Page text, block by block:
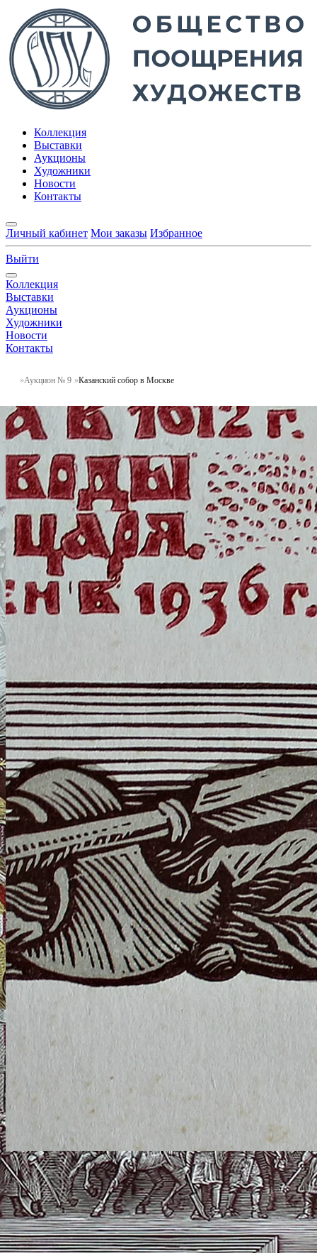
Коллекция
Выставки
Аукционы
Художники
Новости
Контакты
Личный кабинет Мои заказы Избранное
Выйти
Коллекция
Выставки
Аукционы
Художники
Новости
Контакты
Аукцион № 9 Казанский собор в Москве